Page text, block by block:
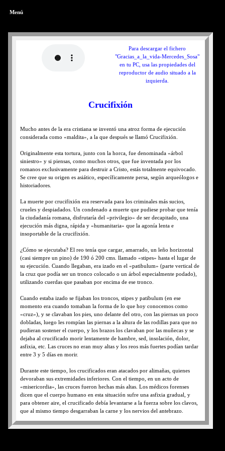
Menú
Para descargar el fichero
"Gracias_a_la_vida-Mercedes_Sosa"
en tu PC, usa las propiedades del
reproductor de audio situado a la
izquierda.
Crucifixión
Mucho antes de la era cristiana se inventó una atroz forma de ejecución
considerada como «maldita», a la que después se llamó Crucifixión.
Originalmente esta tortura, junto con la horca, fue denominada «árbol
siniestro» y si piensas, como muchos otros, que fue inventada por los
romanos exclusivamente para destruir a Cristo, estás totalmente equivocado.
Se cree que su origen es asiático, específicamente persa, según arqueólogos e
historiadores.
La muerte por crucifixión era reservada para los criminales más sucios,
crueles y despiadados. Un condenado a muerte que pudiese probar que tenía
la ciudadanía romana, disfrutaría del «privilegio» de ser decapitado, una
ejecución más digna, rápida y «humanitaria» que la agonía lenta e
insoportable de la crucifixión.
¿Cómo se ejecutaba? El reo tenía que cargar, amarrado, un leño horizontal
(casi siempre un pino) de 190 ó 200 cms. llamado «stipes» hasta el lugar de
su ejecución. Cuando llegaban, era izado en el «patibulum» (parte vertical de
la cruz que podía ser un tronco colocado o un árbol especialmente podado),
utilizando cuerdas que pasaban por encima de ese tronco.
Cuando estaba izado se fijaban los troncos, stipes y patibulum (en ese
momento era cuando tomaban la forma de lo que hoy conocemos como
«cruz»), y se clavaban los pies, uno delante del otro, con las piernas un poco
dobladas, luego les rompían las piernas a la altura de las rodillas para que no
pudieran sostener el cuerpo, y los brazos los clavaban por las muñecas y se
dejaba al crucificado morir lentamente de hambre, sed, insolación, dolor,
asfixia, etc. Las cruces no eran muy altas y los reos más fuertes podían tardar
entre 3 y 5 días en morir.
Durante este tiempo, los crucificados eran atacados por alimañas, quienes
devoraban sus extremidades inferiores. Con el tiempo, en un acto de
«misericordia», las cruces fueron hechas más altas. Los médicos forenses
dicen que el cuerpo humano en esta situación sufre una asfixia gradual, y
para obtener aire, el crucificado debía levantarse a la fuerza sobre los clavos,
que al mismo tiempo desgarraban la carne y los nervios del antebrazo.
Cada esfuerzo para respirar representaba una vez más para su cuerpo otra